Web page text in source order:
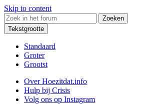
Skip to content
Zoeken
Tekstgrootte
Standaard
Groter
Grootst
Over Hoezitdat.info
Hulp bij Crisis
Volg ons op Instagram